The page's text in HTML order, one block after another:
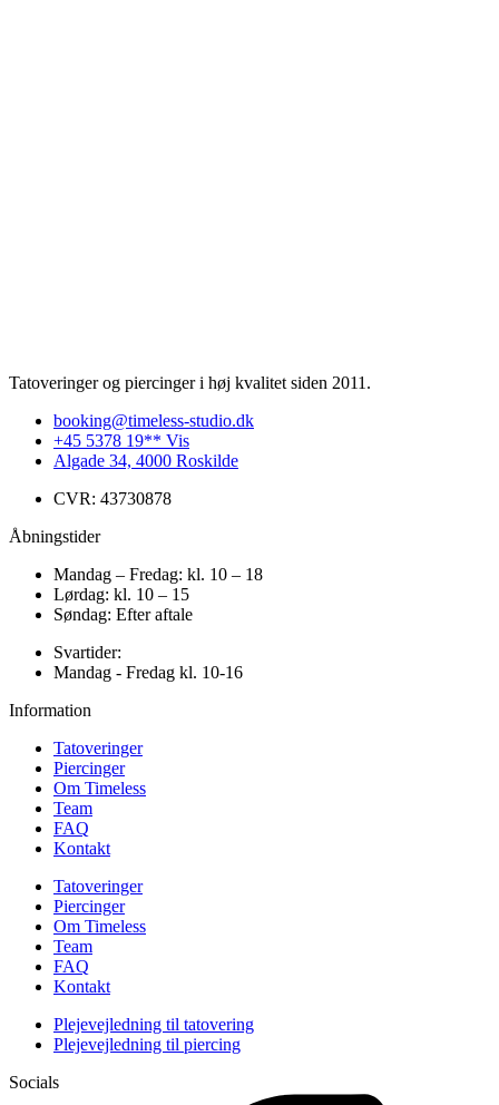
Tatoveringer og piercinger i høj kvalitet siden 2011.
booking@timeless-studio.dk
+45 5378 19** Vis
Algade 34, 4000 Roskilde
CVR: 43730878
Åbningstider
Mandag – Fredag: kl. 10 – 18
Lørdag: kl. 10 – 15
Søndag: Efter aftale
Svartider:
Mandag - Fredag kl. 10-16
Information
Tatoveringer
Piercinger
Om Timeless
Team
FAQ
Kontakt
Tatoveringer
Piercinger
Om Timeless
Team
FAQ
Kontakt
Plejevejledning til tatovering
Plejevejledning til piercing
Socials